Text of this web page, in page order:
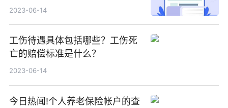
办？
2023-06-14
工伤待遇具体包括哪些？工伤死
亡的赔偿标准是什么？
2023-06-14
今日热闻!个人养老保险帐户的查